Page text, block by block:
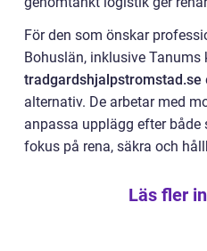
För den som önskar
Bohuslän, inklusive Tanums
tradgardshjalpstromstad.se
alternativ. De arbetar med
anpassa upplägg efter både
fokus på rena, säkra och
Läs fler